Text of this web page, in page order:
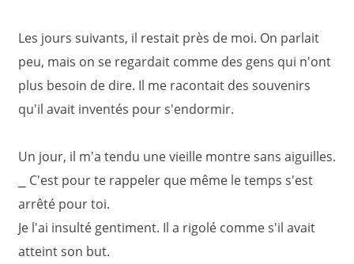
Les jours suivants, il restait près de moi. On parlait
peu, mais on se regardait comme des gens qui n'ont
plus besoin de dire. Il me racontait des souvenirs
qu'il avait inventés pour s'endormir.
Un jour, il m'a tendu une vieille montre sans aiguilles.
⎯ C'est pour te rappeler que même le temps s'est
arrêté pour toi.
Je l'ai insulté gentiment. Il a rigolé comme s'il avait
atteint son but.